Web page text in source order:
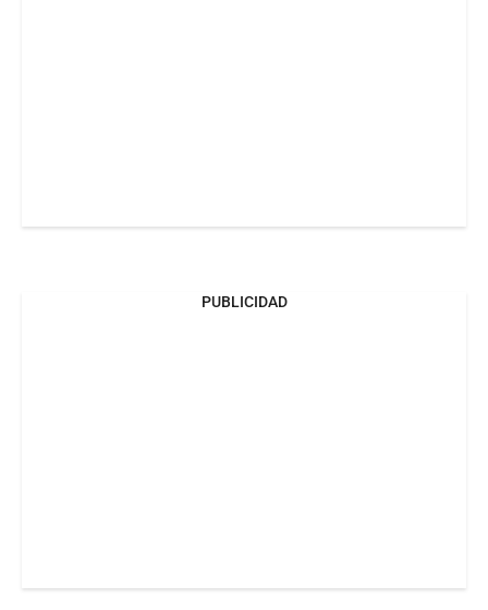
PUBLICIDAD